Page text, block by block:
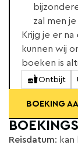
zal men
Krijg je er
kunnen wij
boeken is
Ontbijt
BOEKING
Reisdatum: